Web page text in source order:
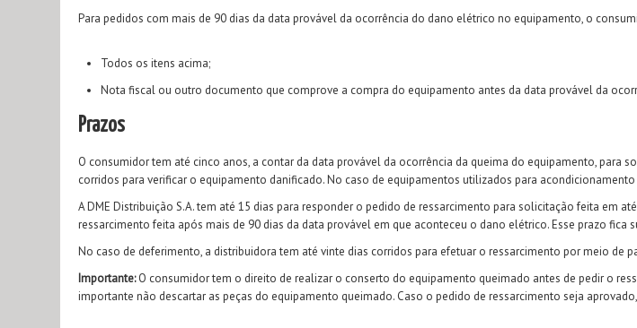
Para pedidos com mais de 90 dias da data provável da ocorrência do dano elétrico no equipamento, o
Todos os itens acima;
Nota fiscal ou outro documento que comprove a compra do equipamento antes da data provável da
Prazos
O consumidor tem até cinco anos, a contar da data provável da ocorrência da queima do equipamento, para
corridos para verificar o equipamento danificado. No caso de equipamentos utilizados para
A DME Distribuição S.A. tem até 15 dias para responder o pedido de ressarcimento para solicitação feita em
ressarcimento feita após mais de 90 dias da data provável em que aconteceu o dano elétrico. Esse prazo
No caso de deferimento, a distribuidora tem até vinte dias corridos para efetuar o ressarcimento por meio
Importante:O consumidor tem o direito de realizar o conserto do equipamento queimado antes de pedir o
importante não descartar as peças do equipamento queimado. Caso o pedido de ressarcimento seja